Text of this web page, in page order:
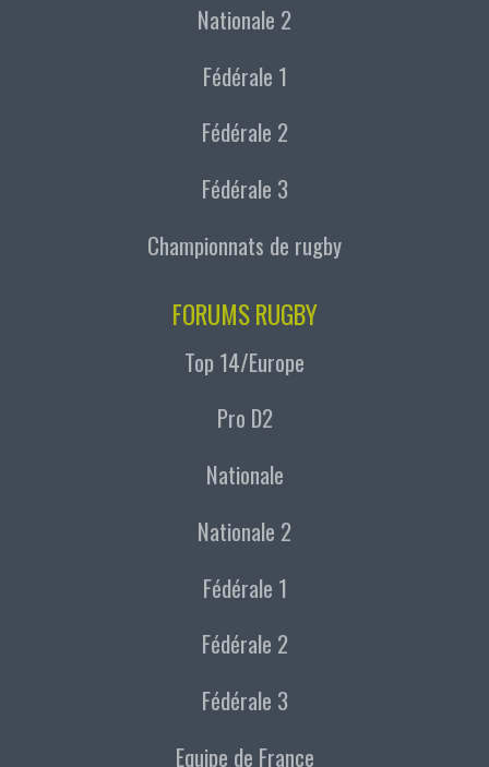
Nationale 2
Fédérale 1
Fédérale 2
Fédérale 3
Championnats de rugby
FORUMS RUGBY
Top 14/Europe
Pro D2
Nationale
Nationale 2
Fédérale 1
Fédérale 2
Fédérale 3
Equipe de France